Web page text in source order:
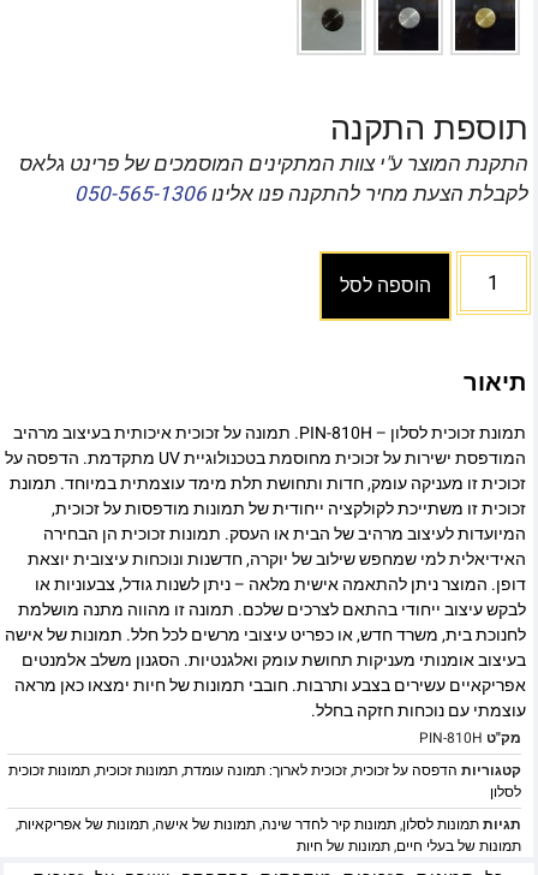
תוספת התקנה
התקנת המוצר ע"י צוות המתקינים המוסמכים של פרינט גלאס
לקבלת הצעת מחיר להתקנה פנו אלינו050-565-1306
הוספה לסל
תיאור
תמונת זכוכית לסלון – PIN-810H. תמונה על זכוכית איכותית בעיצוב מרהיב
המודפסת ישירות על זכוכית מחוסמת בטכנולוגיית UV מתקדמת. הדפסה על
זכוכית זו מעניקה עומק, חדות ותחושת תלת מימד עוצמתית במיוחד. תמונת
זכוכית זו משתייכת לקולקציה ייחודית של תמונות מודפסות על זכוכית,
המיועדות לעיצוב מרהיב של הבית או העסק. תמונות זכוכית הן הבחירה
האידיאלית למי שמחפש שילוב של יוקרה, חדשנות ונוכחות עיצובית יוצאת
דופן. המוצר ניתן להתאמה אישית מלאה – ניתן לשנות גודל, צבעוניות או
לבקש עיצוב ייחודי בהתאם לצרכים שלכם. תמונה זו מהווה מתנה מושלמת
לחנוכת בית, משרד חדש, או כפריט עיצובי מרשים לכל חלל. תמונות של אישה
בעיצוב אומנותי מעניקות תחושת עומק ואלגנטיות. הסגנון משלב אלמנטים
אפריקאיים עשירים בצבע ותרבות. חובבי תמונות של חיות ימצאו כאן מראה
עוצמתי עם נוכחות חזקה בחלל.
מק"ט PIN-810H
קטגוריות הדפסה על זכוכית,זכוכית לארוך: תמונה עומדת,תמונות זכוכית,תמונות זכוכית
לסלון
תגיותתמונות לסלון,תמונות קיר לחדר שינה,תמונות של אישה,תמונות של אפריקאיות,
תמונות של בעלי חיים,תמונות של חיות